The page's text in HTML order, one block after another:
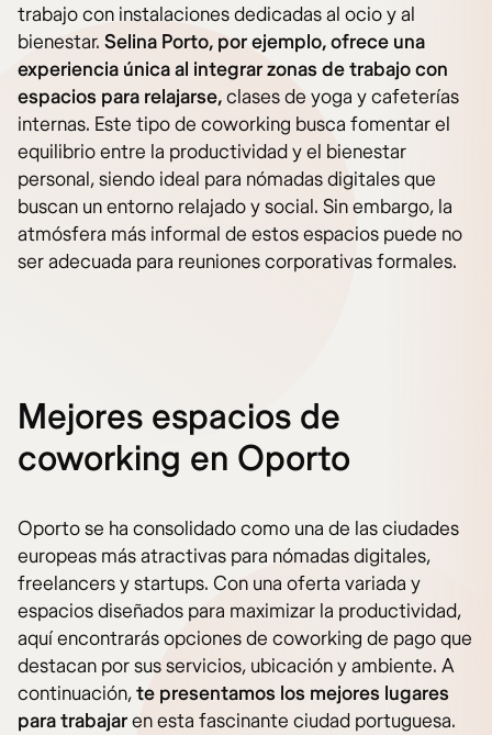
trabajo con instalaciones dedicadas al ocio y al
bienestar. Selina Porto, por ejemplo, ofrece una
experiencia única al integrar zonas de trabajo con
espacios para relajarse,clases de yoga y cafeterías
internas. Este tipo de coworking busca fomentar el
equilibrio entre la productividad y el bienestar
personal, siendo ideal para nómadas digitales que
buscan un entorno relajado y social. Sin embargo, la
atmósfera más informal de estos espacios puede no
ser adecuada para reuniones corporativas formales.
Mejores espacios de
coworking en Oporto
Oporto se ha consolidado como una de las ciudades
europeas más atractivas para nómadas digitales,
freelancers y startups. Con una oferta variada y
espacios diseñados para maximizar la productividad,
aquí encontrarás opciones de coworking de pago que
destacan por sus servicios, ubicación y ambiente. A
continuación,te presentamos los mejores lugares
para trabajaren esta fascinante ciudad portuguesa.